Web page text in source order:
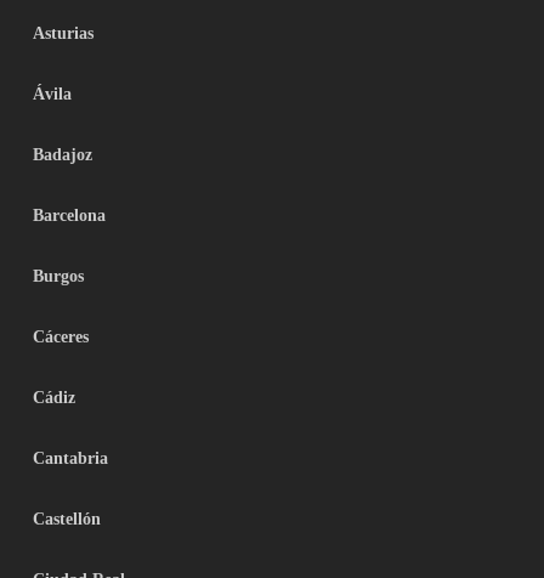
Asturias
Ávila
Badajoz
Barcelona
Burgos
Cáceres
Cádiz
Cantabria
Castellón